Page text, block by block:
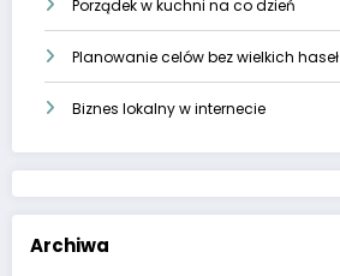
Porządek w kuchni na co dzień
Planowanie celów bez wielkich haseł
Biznes lokalny w internecie
Archiwa